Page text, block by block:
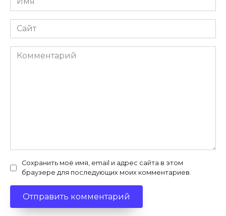
*
Сайт
Комментарий
Сохранить моё имя, email и адрес сайта в этом
браузере для последующих моих комментариев.